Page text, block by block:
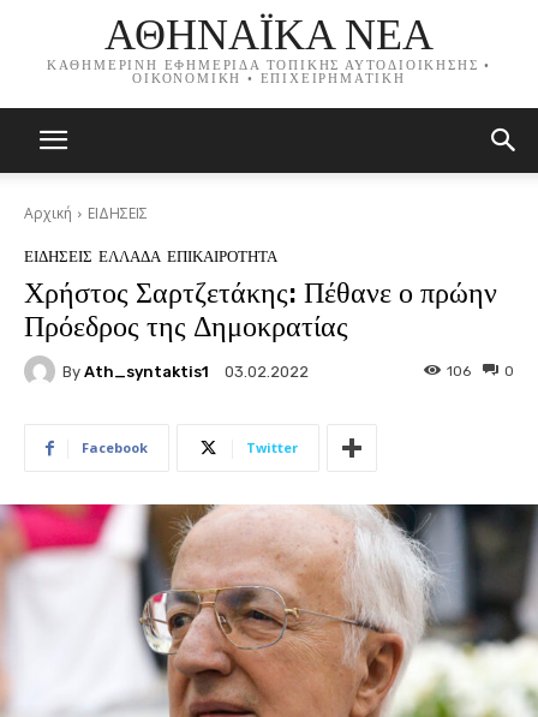
ΑΘΗΝΑΪΚΑ ΝΕΑ
ΚΑΘΗΜΕΡΙΝΗ ΕΦΗΜΕΡΙΔΑ ΤΟΠΙΚΗΣ ΑΥΤΟΔΙΟΙΚΗΣΗΣ •
ΟΙΚΟΝΟΜΙΚΗ • ΕΠΙΧΕΙΡΗΜΑΤΙΚΗ
Αρχική ΕΙΔΗΣΕΙΣ
ΕΙΔΗΣΕΙΣ ΕΛΛΑΔΑ ΕΠΙΚΑΙΡΟΤΗΤΑ
Χρήστος Σαρτζετάκης: Πέθανε ο πρώην
Πρόεδρος της Δημοκρατίας
By Ath_syntaktis1 03.02.2022 0
106
Facebook Twitter